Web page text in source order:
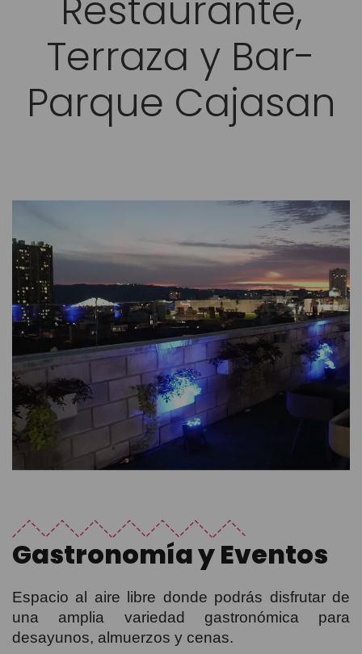
Restaurante,
Terraza y Bar-
Parque Cajasan
Gastronomía y Eventos
Espacio al aire libre donde podrás disfrutar de
una amplia variedad gastronómica para
desayunos, almuerzos y cenas.